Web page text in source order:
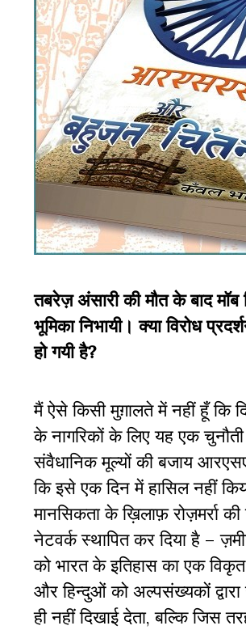
तबरेज़ अंसारी की मौत के बाद
भूमिका निभायी। क्या विरोध
हो गयी है?
मैं ऐसे किसी मुग़ालते में नहीं हूँ कि
के नागरिकों के लिए यह एक
संवैधानिक मूल्यों की बजाय
कि इसे एक दिन में हासिल नहीं
मानसिकता के ख़िलाफ़
नेटवर्क स्थापित कर दिया है –
को भारत के इतिहास का एक विकृत
और हिन्दुओं को अल्पसंख्यकों
ही नहीं दिखाई देता, बल्कि जिस